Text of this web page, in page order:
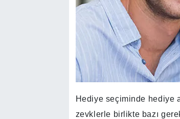
Hediye seçiminde hediye
zevklerle birlikte bazı